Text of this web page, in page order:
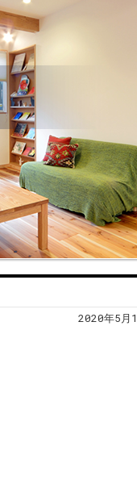
2020年5月